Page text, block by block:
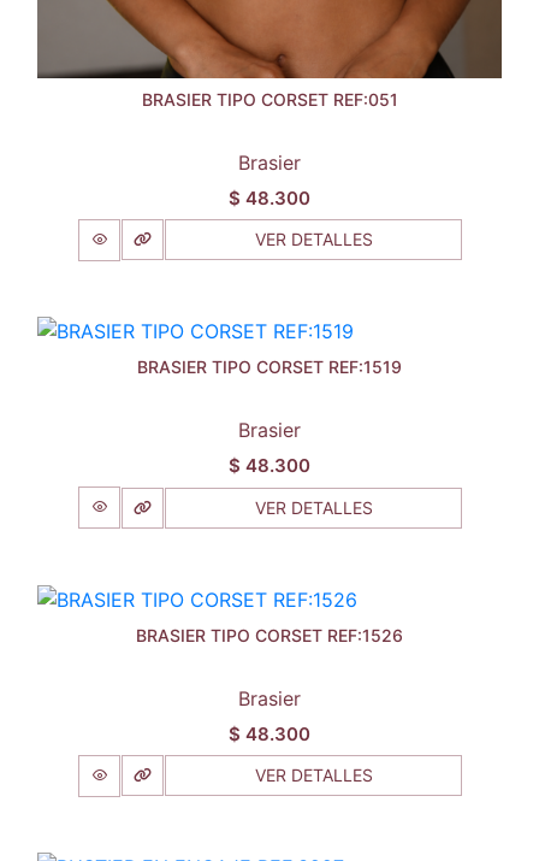
BRASIER TIPO CORSET REF:051
Brasier
$ 48.300
VER DETALLES
BRASIER TIPO CORSET REF:1519
Brasier
$ 48.300
VER DETALLES
BRASIER TIPO CORSET REF:1526
Brasier
$ 48.300
VER DETALLES